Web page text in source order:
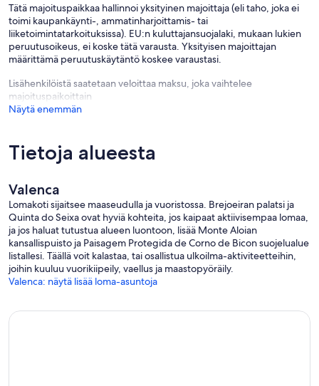
Tätä majoituspaikkaa hallinnoi yksityinen majoittaja (eli taho, joka ei
toimi kaupankäynti-, ammatinharjoittamis- tai
liiketoimintatarkoituksissa). EU:n kuluttajansuojalaki, mukaan lukien
peruutusoikeus, ei koske tätä varausta. Yksityisen majoittajan
määrittämä peruutuskäytäntö koskee varaustasi.
Lisähenkilöistä saatetaan veloittaa maksu, joka vaihtelee
majoituspaikoittain
Näytä enemmän
Tietoja alueesta
Valenca
Lomakoti sijaitsee maaseudulla ja vuoristossa. Brejoeiran palatsi ja
Quinta do Seixa ovat hyviä kohteita, jos kaipaat aktiivisempaa lomaa,
ja jos haluat tutustua alueen luontoon, lisää Monte Aloian
kansallispuisto ja Paisagem Protegida de Corno de Bicon suojelualue
listallesi. Täällä voit kalastaa, tai osallistua ulkoilma-aktiviteetteihin,
joihin kuuluu vuorikiipeily, vaellus ja maastopyöräily.
Valenca: näytä lisää loma-asuntoja